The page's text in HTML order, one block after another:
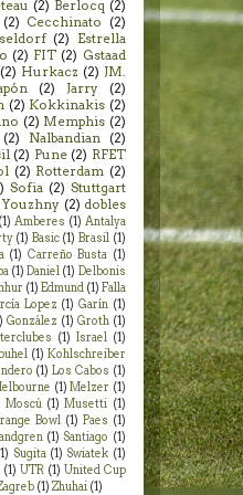
(2) Berlocq (2)
(2) Cecchinato (2)
(2)
Estrella
(2) FIT (2) Gstaad
(2) Hurkacz (2) JM.
(2) Jarry
(2)
(2) Kokkinakis (2)
(2) Memphis (2)
(2) Nalbandian
(2)
(2) Pune (2) RFET
(2) Rotterdam (2)
Sofia (2) Stuttgart
Youzhny (2) dobles
(1) Amberes (1) Antalya
(1) Basic (1) Brasil (1)
(1) Carreño Busta (1)
(1) Daniel (1) Delbonis
(1) Edmund (1) Falla
Lopez (1) Garín (1)
González (1) Groth (1)
(1) Israel (1)
(1) Kohlschreiber
(1) Los Cabos (1)
(1) Melzer (1)
Moscú (1) Musetti (1)
Bowl (1) Paes (1)
(1) Santiago (1)
Sugita (1) Swiatek (1)
(1) UTR (1) United Cup
(1) Zhuhai (1)